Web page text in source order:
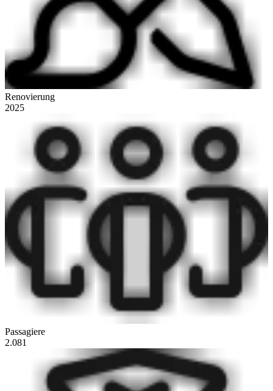
Renovierung
2025
Passagiere
2.081